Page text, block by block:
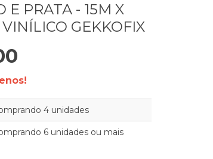
E PRATA - 15M X
GEKKOFIX
4 unidades
6 unidades ou mais